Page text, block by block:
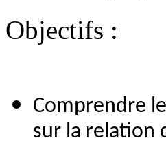
Objectifs :
Comprendre
sur la relation